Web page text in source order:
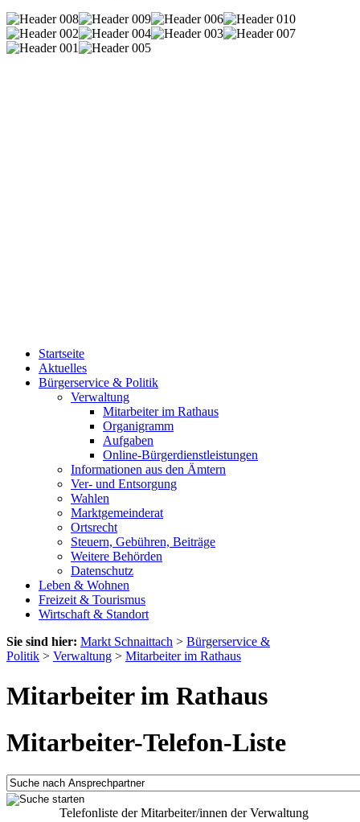
Startseite
Aktuelles
Bürgerservice & Politik
Verwaltung
Mitarbeiter im Rathaus
Organigramm
Aufgaben
Online-Bürgerdienstleistungen
Informationen aus den Ämtern
Ver- und Entsorgung
Wahlen
Marktgemeinderat
Ortsrecht
Steuern, Gebühren, Beiträge
Weitere Behörden
Datenschutz
Leben & Wohnen
Freizeit & Tourismus
Wirtschaft & Standort
Sie sind hier: Markt Schnaittach > Bürgerservice &
Politik > Verwaltung > Mitarbeiter im Rathaus
Mitarbeiter im Rathaus
Mitarbeiter-Telefon-Liste
Telefonliste der Mitarbeiter/innen der Verwaltung